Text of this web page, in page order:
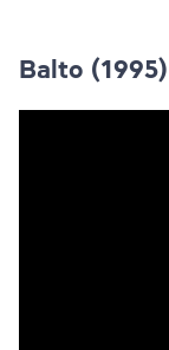
Balto (1995)